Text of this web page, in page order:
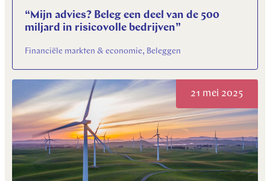
“Mijn advies? Beleg een deel van de 500
miljard in risicovolle bedrijven”
Financiële markten & economie, Beleggen
21 mei 2025